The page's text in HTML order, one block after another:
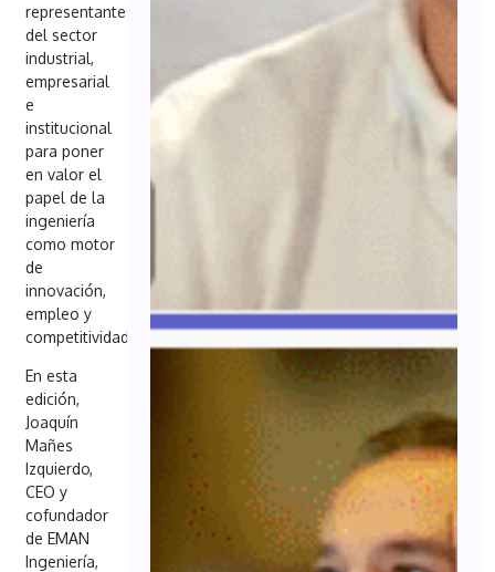
representantes
del sector
industrial,
empresarial
e
institucional
para poner
en valor el
papel de la
ingeniería
como motor
de
innovación,
empleo y
competitividad.
En esta
edición,
Joaquín
Mañes
Izquierdo,
CEO y
cofundador
de EMAN
Ingeniería,